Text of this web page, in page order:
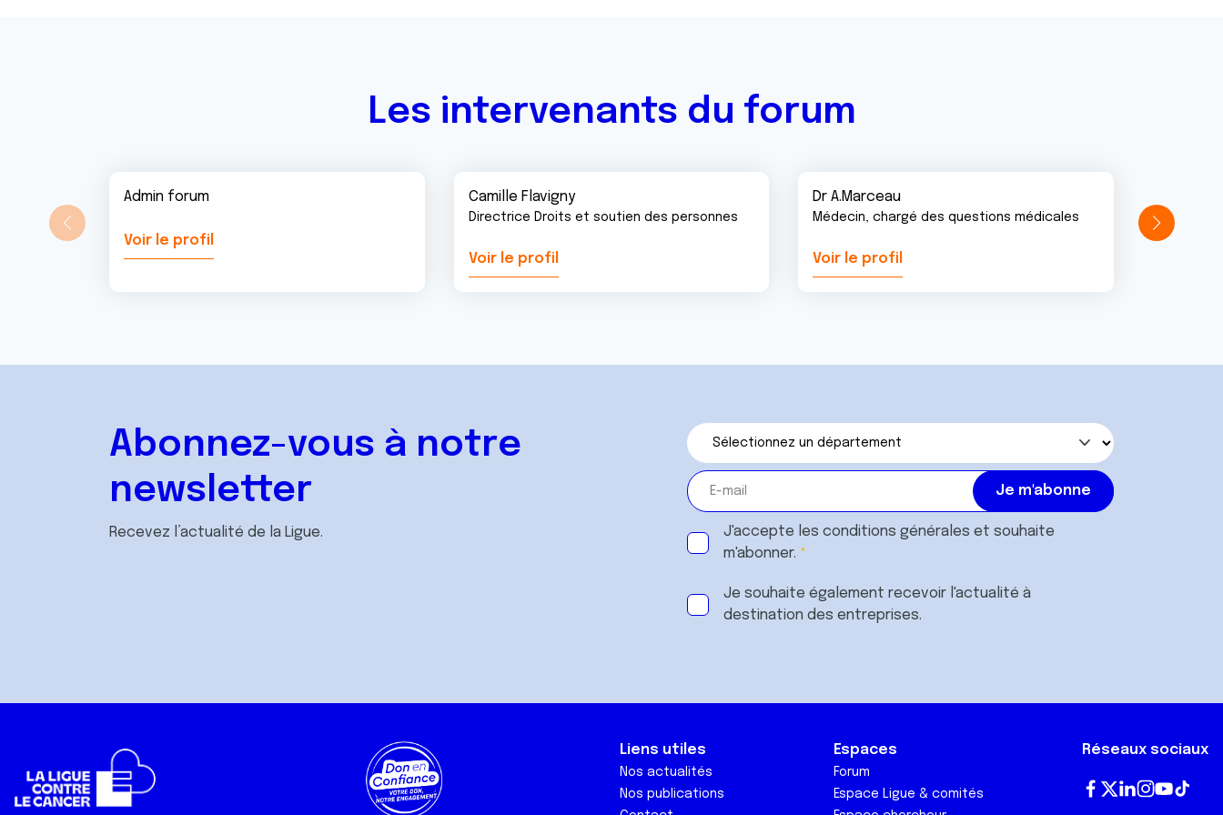
Les intervenants du forum
Admin forum
Voir le profil
Camille Flavigny
Directrice Droits et soutien des personnes
Voir le profil
Dr A.Marceau
Médecin, chargé des questions médicales
Voir le profil
Abonnez-vous à notre
newsletter
Recevez l’actualité de la Ligue. J'accepte les conditions générales et souhaite
m'abonner.
Je souhaite également recevoir l'actualité à
destination des entreprises.
Liens utiles
Nos actualités
Nos publications
Espaces
Forum
Espace Ligue & comités
Réseaux sociaux